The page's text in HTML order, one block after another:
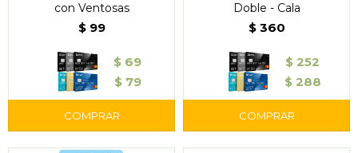
con Ventosas
$ 99
$ 69
$ 79
Doble - Cala
$ 360
$ 252
$ 288